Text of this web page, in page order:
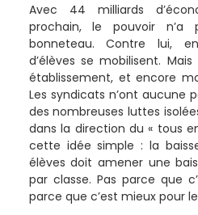
Avec 44 milliards
prochain, le pouvoir
bonneteau. Contre lui,
d’élèves se mobilisent.
établissement, et encore
Les syndicats n’ont aucune
des nombreuses luttes
dans la direction du « tous
cette idée simple : la
élèves doit amener une
par classe. Pas parce que
parce que c’est mieux pour